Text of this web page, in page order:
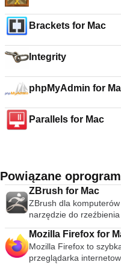
Brackets for Mac
Integrity
phpMyAdmin for
Parallels for Mac
Powiązane
ZBrush for Mac
ZBrush dla
narzędzie do
liczbę
sztuki cyfrowej zarówno w 2D, jak
pozwala wyrazić swoją
dając potężne
Mozilla Firefox for
Mozilla Firefox to
przeglądarka